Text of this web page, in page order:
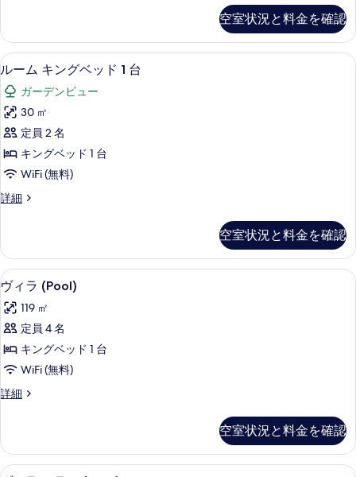
の
写
真
を
表
示
す
る
ン
グ
ル
ベ
ッ
ド
2
台
の
て
の
写
真
を
表
示
す
ス
ル
ー
シ
ン
ル
ベ
ッ
ド
2
細
空室状況と料金を確認
ル
ー
ム
キ
ン
グ
ベ
ッ
1
台
の
す
べ
て
の
写
表
示
高級寝具、ミニバー、セーフティボ
6
ルーム キングベッド 1 台
ガーデンビュー
30 ㎡
定員 2 名
キングベッド 1 台
WiFi (無料)
詳細
ル
ン
グ
ベ
ッ
ド
の
詳
空室状況と料金を確認
ヴ
ィ
ラ
(Pool)
の
す
べ
の
写
ヴィラ (Pool) | 高級寝具、ミニバー
14
ヴィラ (Pool)
119 ㎡
定員 4 名
キングベッド 1 台
WiFi (無料)
詳細
ヴ
の
詳
空室状況と料金を確認
ヴ ヴィラ テラス (Tree) | 高級寝具、ミ